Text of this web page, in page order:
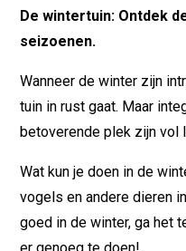
De wintertuin: Ontdek
seizoenen.
Wanneer de winter zijn
tuin in rust gaat. Maar
betoverende plek zijn vol
Wat kun je doen in de
vogels en andere dieren
goed in de winter, ga het
er genoeg te doen!